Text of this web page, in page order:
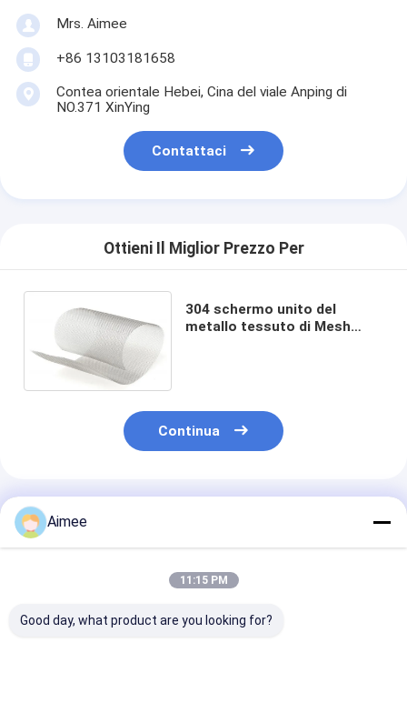
Mrs. Aimee
+86 13103181658
Contea orientale Hebei, Cina del viale Anping di
NO.371 XinYing
Contattaci
Ottieni Il Miglior Prezzo Per
304 schermo unito del
metallo tessuto di Mesh
Continua
Prodotti Raccomandati
Aimee
11:15 PM
Good day, what product are you looking for?